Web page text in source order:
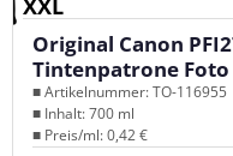
XXL
Original Canon
Tintenpatrone Foto
■ Artikelnummer: TO-116955
■ Inhalt: 700 ml
■ Preis/ml: 0,42 €